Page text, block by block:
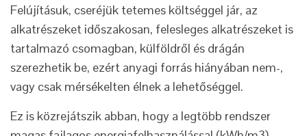
Felújításuk, cseréjük tetemes költséggel jár, az
alkatrészeket időszakosan, felesleges alkatrészeket is
tartalmazó csomagban, külföldről és drágán
szerezhetik be, ezért anyagi forrás hiányában nem-,
vagy csak mérsékelten élnek a lehetőséggel.
Ez is közrejátszik abban, hogy a legtöbb rendszer